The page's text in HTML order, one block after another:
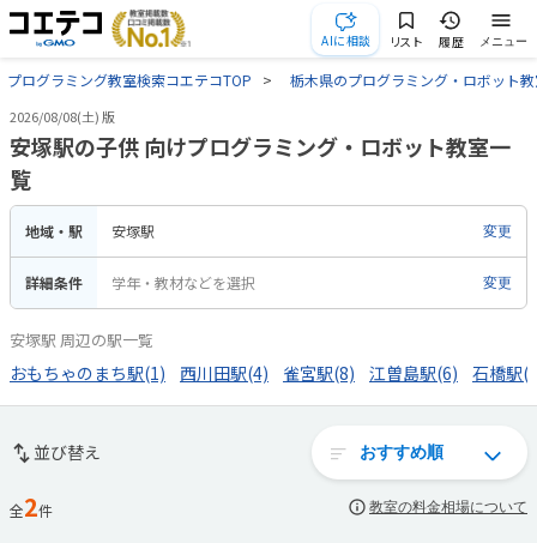
AIに相談 リスト 履歴 メニュー
プログラミング教室検索コエテコTOP 栃木県のプログラミング・ロボット
2026/08/08(土) 版
安塚駅の子供 向けプログラミング・ロボット教室一
覧
地域・駅 安塚駅 変更
詳細条件 学年・教材などを選択 変更
安塚駅 周辺の駅一覧
おもちゃのまち駅(1) 西川田駅(4) 雀宮駅(8) 江曽島駅(6) 石橋駅
並び替え
全2件 教室の料金相場について